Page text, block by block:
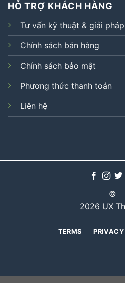
HỖ TRỢ KHÁCH HÀNG
Tư vấn kỹ thuật & giải pháp
Chính sách bán hàng
Chính sách bảo mật
Phương thức thanh toán
Liên hệ
©
2026 UX
TERMS PRIVACY